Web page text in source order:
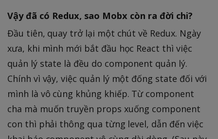
Vậy đã có Redux, sao Mobx còn ra đời chi?
Đầu tiên, quay trở lại một chút về Redux. Ngày
xưa, khi mình mới bắt đầu học React thì việc
quản lý state là đều do component quản lý.
Chính vì vậy, việc quản lý một đống state đối với
mình là vô cùng khủng khiếp. Từ component
cha mà muốn truyền props xuống component
con thì phải thông qua từng level, dẫn đến việc